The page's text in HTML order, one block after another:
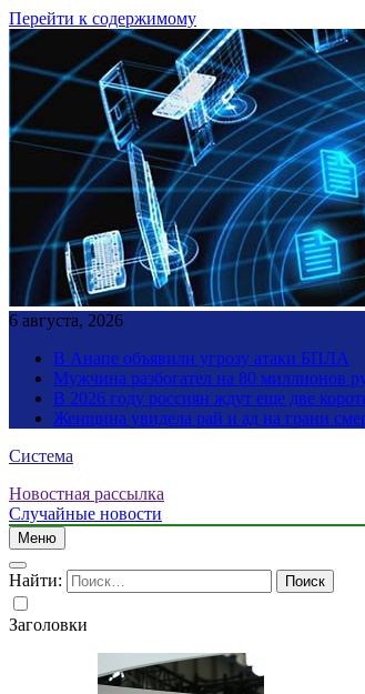
Перейти к содержимому
6 августа, 2026
В Анапе объявили угрозу атаки БПЛА
Мужчина разбогател на 80 миллионов
В 2026 году россиян ждут еще две
Женщина увидела рай и ад на грани
Система
Новостная рассылка
Случайные новости
Меню
Найти:
Заголовки